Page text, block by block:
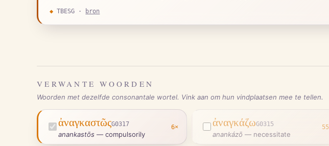
◆ TBESG · bron
VERWANTE WOORDEN
Woorden met dezelfde consonantale wortel. Vink aan om hun vindplaatsen mee te tellen.
ἀναγκαστῶςG0317
anankastōs — compulsorily
6× ἀναγκάζωG0315
anankázō — necessitate
55